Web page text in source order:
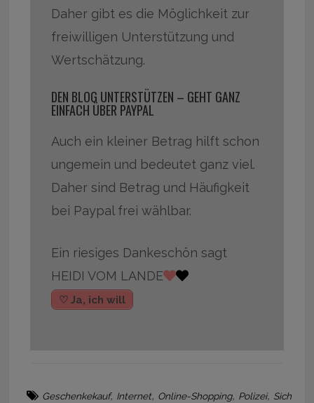
Daher gibt es die Möglichkeit zur
freiwilligen Unterstützung und
Wertschätzung.
DEN BLOG UNTERSTÜTZEN – GEHT GANZ
EINFACH ÜBER PAYPAL
Auch ein kleiner Betrag hilft schon
ungemein und bedeutet ganz viel.
Daher sind Betrag und Häufigkeit
bei Paypal frei wählbar.
Ein riesiges Dankeschön sagt
HEIDI VOM LANDE
♡ Ja, ich will
Geschenkekauf, Internet, Online-Shopping, Polizei, Sich